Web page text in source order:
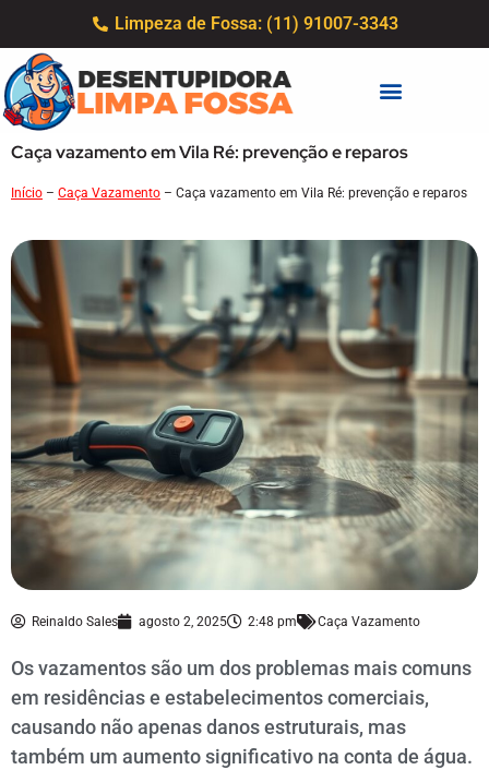
Limpeza de Fossa: (11) 91007-3343
Caça vazamento em Vila Ré: prevenção e reparos
Início – Caça Vazamento – Caça vazamento em Vila Ré: prevenção e reparos
Reinaldo Sales agosto 2, 2025 2:48 pm Caça Vazamento
Os vazamentos são um dos problemas mais comuns
em residências e estabelecimentos comerciais,
causando não apenas danos estruturais, mas
também um aumento significativo na conta de água.